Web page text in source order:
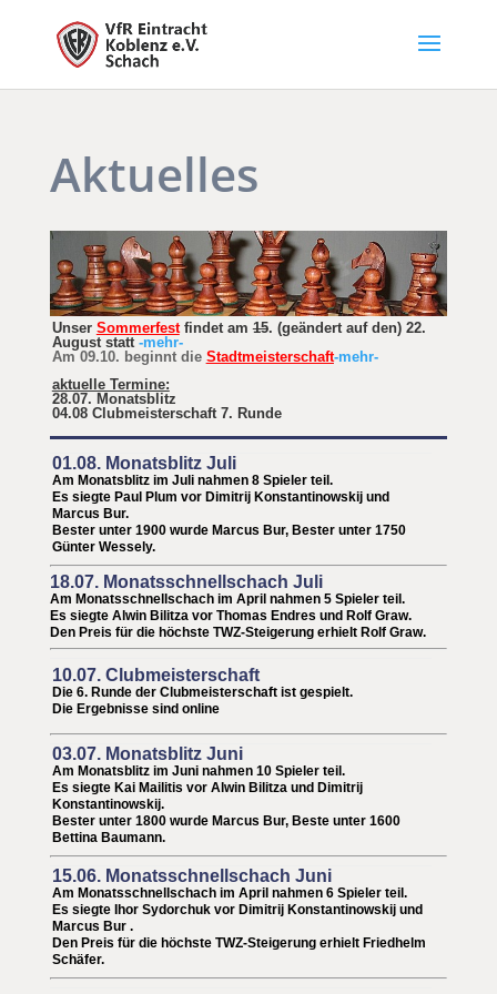
Aktuelles
Unser Sommerfestfindet am15. (geändert auf den) 22.
August statt -mehr-
Am 09.10. beginnt die Stadtmeisterschaft-mehr-
aktuelle Termine:
28.07. Monatsblitz
04.08 Clubmeisterschaft 7. Runde
01.08. Monatsblitz Juli
Am Monatsblitz im Juli nahmen 8 Spieler teil.
Es siegte Paul Plum vor Dimitrij Konstantinowskij und
Marcus Bur.
Bester unter 1900 wurde Marcus Bur,Bester unter 1750
Günter Wessely.
18.07. Monatsschnellschach Juli
Am Monatsschnellschach im April nahmen 5 Spieler teil.
Es siegte Alwin Bilitza vor Thomas Endres und Rolf Graw.
Den Preis für die höchste TWZ-Steigerung erhielt Rolf Graw.
10.07. Clubmeisterschaft
Die 6. Runde der Clubmeisterschaft ist gespielt.
Die Ergebnisse sind online
03.07. Monatsblitz Juni
Am Monatsblitz im Juni nahmen 10 Spieler teil.
Es siegte Kai Mailitis vor Alwin Bilitza und Dimitrij
Konstantinowskij.
Bester unter 1800 wurde Marcus Bur,Beste unter 1600
Bettina Baumann.
15.06. Monatsschnellschach Juni
Am Monatsschnellschach im April nahmen 6 Spieler teil.
Es siegte Ihor Sydorchukvor Dimitrij Konstantinowskijund
Marcus Bur .
Den Preis für die höchste TWZ-Steigerung erhielt Friedhelm
Schäfer.